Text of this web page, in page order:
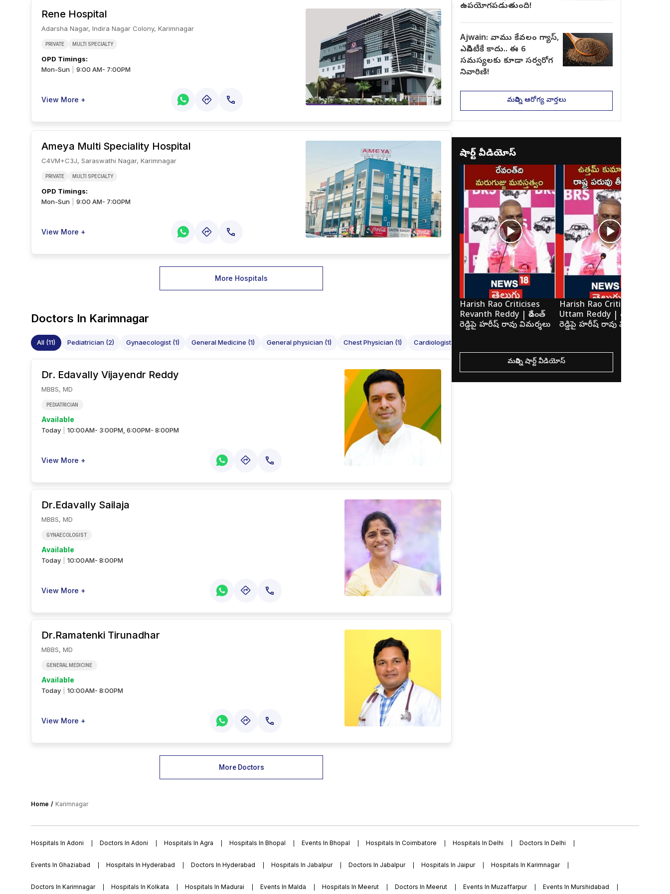
Rene Hospital
Adarsha Nagar, Indira Nagar Colony, Karimnagar
PRIVATE MULTI SPECIALTY
OPD Timings:
Mon-Sun
9:00 AM- 7:00PM
View More +
Ameya Multi Speciality Hospital
C4VM+C3J, Saraswathi Nagar, Karimnagar
PRIVATE MULTI SPECIALTY
OPD Timings:
Mon-Sun
9:00 AM- 7:00PM
View More +
More Hospitals
Doctors In Karimnagar
All (11) Pediatrician (2) Gynaecologist (1) General Medicine (1) General physician (1) Chest Physician (1) Cardiologist (2)
Dr. Edavally Vijayendr Reddy
MBBS, MD
PEDIATRICIAN
Available
Today 10:00AM- 3:00PM, 6:00PM- 8:00PM
View More +
Dr.Edavally Sailaja
MBBS, MD
GYNAECOLOGIST
Available
Today 10:00AM- 8:00PM
View More +
Dr.Ramatenki Tirunadhar
MBBS, MD
GENERAL MEDICINE
Available
Today 10:00AM- 8:00PM
View More +
More Doctors
ఉపయోగపడుతుంది!
Ajwain: వాము కేవలం గ్యాస్,
ఎసిడిటీకే కాదు.. ఈ 6
సమస్యలకు కూడా సర్వరోగ
నివారిణి!
మరిన్ని ఆరోగ్య వార్తలు
షార్ట్ వీడియోస్
Harish Rao Criticises
Revanth Reddy | రేవంత్
రెడ్డిపై హరీష్ రావు విమర్శలు
Harish Rao Criticises
Uttam Reddy | ఉత్తమ్
రెడ్డిపై హరీష్ రావు విమర్శలు
మరిన్ని షార్ట్ వీడియోస్
Home Karimnagar
Hospitals In Adoni Doctors In Adoni Hospitals In Agra Hospitals In Bhopal Events In Bhopal Hospitals In Coimbatore Hospitals In Delhi Doctors In Delhi
Events In Ghaziabad Hospitals In Hyderabad Doctors In Hyderabad Hospitals In Jabalpur Doctors In Jabalpur Hospitals In Jaipur Hospitals In Karimnagar
Doctors In Karimnagar Hospitals In Kolkata Hospitals In Madurai Events In Malda Hospitals In Meerut Doctors In Meerut Events In Muzaffarpur Events In Murshidabad